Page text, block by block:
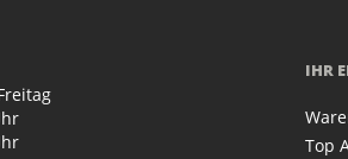
IHR
Top